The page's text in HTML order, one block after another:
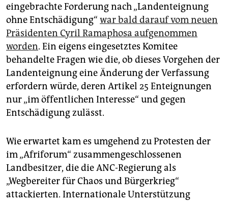
eingebrachte Forderung nach „Landenteignung
ohne Entschädigung“ war bald darauf vom neuen
Präsidenten Cyril Ramaphosa aufgenommen
worden. Ein eigens eingesetztes Komitee
behandelte Fragen wie die, ob dieses Vorgehen der
Landenteignung eine Änderung der Verfassung
erfordern würde, deren Artikel 25 Enteignungen
nur „im öffentlichen Interesse“ und gegen
Entschädigung zulässt.
Wie erwartet kam es umgehend zu Protesten der
im „Afriforum“ zusammengeschlossenen
Landbesitzer, die die ANC-Regierung als
„Wegbereiter für Chaos und Bürgerkrieg“
attackierten. Internationale Unterstützung